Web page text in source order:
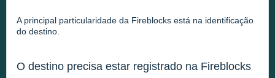
A principal particularidade da Fireblocks está na identificação
do destino.
O destino precisa estar registrado na Fireblocks